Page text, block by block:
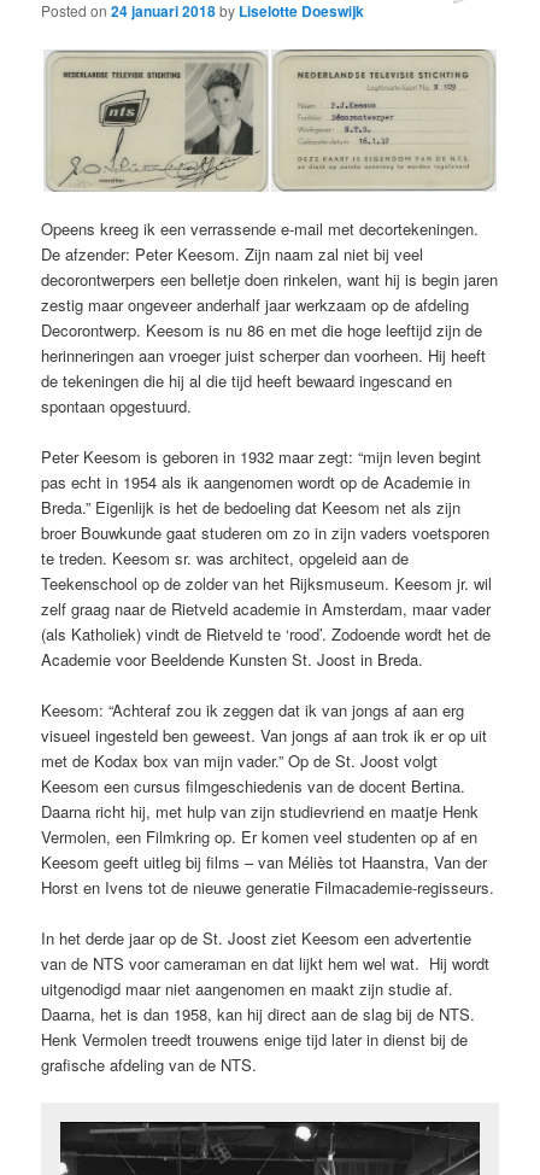
Posted on24 januari 2018by Liselotte Doeswijk
Opeens kreeg ik een verrassende e-mail met decortekeningen.
De afzender: Peter Keesom. Zijn naam zal niet bij veel
decorontwerpers een belletje doen rinkelen, want hij is begin jaren
zestig maar ongeveer anderhalf jaar werkzaam op de afdeling
Decorontwerp. Keesom is nu 86 en met die hoge leeftijd zijn de
herinneringen aan vroeger juist scherper dan voorheen. Hij heeft
de tekeningen die hij al die tijd heeft bewaard ingescand en
spontaan opgestuurd.
Peter Keesom is geboren in 1932 maar zegt: “mijn leven begint
pas echt in 1954 als ik aangenomen wordt op de Academie in
Breda.” Eigenlijk is het de bedoeling dat Keesom net als zijn
broer Bouwkunde gaat studeren om zo in zijn vaders voetsporen
te treden. Keesom sr. was architect, opgeleid aan de
Teekenschool op de zolder van het Rijksmuseum. Keesom jr. wil
zelf graag naar de Rietveld academie in Amsterdam, maar vader
(als Katholiek) vindt de Rietveld te ‘rood’. Zodoende wordt het de
Academie voor Beeldende Kunsten St. Joost in Breda.
Keesom: “Achteraf zou ik zeggen dat ik van jongs af aan erg
visueel ingesteld ben geweest. Van jongs af aan trok ik er op uit
met de Kodax box van mijn vader.” Op de St. Joost volgt
Keesom een cursus filmgeschiedenis van de docent Bertina.
Daarna richt hij, met hulp van zijn studievriend en maatje Henk
Vermolen, een Filmkring op. Er komen veel studenten op af en
Keesom geeft uitleg bij films – van Méliès tot Haanstra, Van der
Horst en Ivens tot de nieuwe generatie Filmacademie-regisseurs.
In het derde jaar op de St. Joost ziet Keesom een advertentie
van de NTS voor cameraman en dat lijkt hem wel wat. Hij wordt
uitgenodigd maar niet aangenomen en maakt zijn studie af.
Daarna, het is dan 1958, kan hij direct aan de slag bij de NTS.
Henk Vermolen treedt trouwens enige tijd later in dienst bij de
grafische afdeling van de NTS.